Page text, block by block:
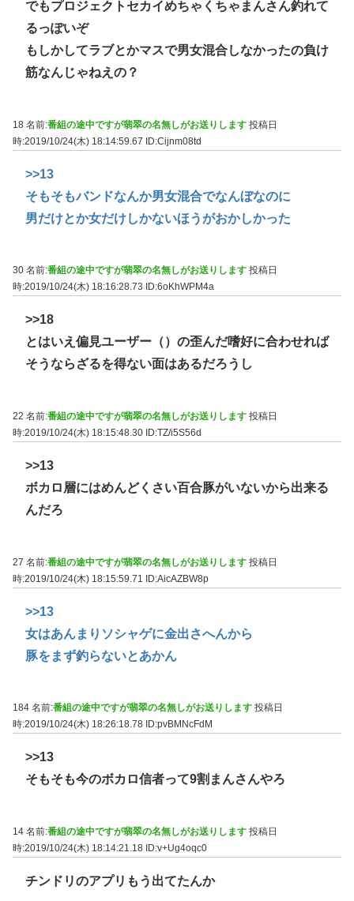
でもプロジェクトセカイめちゃくちゃまんさん釣れて
るっぽいぞ
もしかしてラブとかマスで男女混合しなかったの負け
筋なんじゃねえの？
18 名前:番組の途中ですが翡翠の名無しがお送りします 投稿日
時:2019/10/24(木) 18:14:59.67 ID:Cijnm08td
>>13
そもそもバンドなんか男女混合でなんぼなのに
男だけとか女だけしかないほうがおかしかった
30 名前:番組の途中ですが翡翠の名無しがお送りします 投稿日
時:2019/10/24(木) 18:16:28.73
ID:6oKhWPM4a
>>18
とはいえ偏見ユーザー（）の歪んだ嗜好に合わせれば
そうならざるを得ない面はあるだろうし
22 名前:番組の途中ですが翡翠の名無しがお送りします 投稿日
時:2019/10/24(木) 18:15:48.30 ID:TZ/i5S56d
>>13
ボカロ層にはめんどくさい百合豚がいないから出来る
んだろ
27 名前:番組の途中ですが翡翠の名無しがお送りします 投稿日
時:2019/10/24(木) 18:15:59.71 ID:AicAZBW8p
>>13
女はあんまりソシャゲに金出さへんから
豚をまず釣らないとあかん
184 名前:番組の途中ですが翡翠の名無しがお送りします 投稿日
時:2019/10/24(木) 18:26:18.78 ID:pvBMNcFdM
>>13
そもそも今のボカロ信者って9割まんさんやろ
14 名前:番組の途中ですが翡翠の名無しがお送りします 投稿日
時:2019/10/24(木) 18:14:21.18 ID:v+Ug4oqc0
チンドリのアプリもう出てたんか